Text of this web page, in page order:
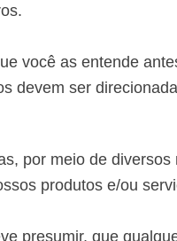
você as entende
devem ser
por meio de
produtos e/ou
presumir, que